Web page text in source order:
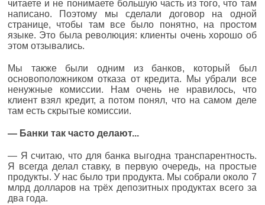
читаете и не понимаете большую часть из того, что там
написано. Поэтому мы сделали договор на одной
странице, чтобы там все было понятно, на простом
языке. Это была революция: клиенты очень хорошо об
этом отзывались.
Мы также были одним из банков, который был
основоположником отказа от кредита. Мы убрали все
ненужные комиссии. Нам очень не нравилось, что
клиент взял кредит, а потом понял, что на самом деле
там есть скрытые комиссии.
— Банки так часто делают...
— Я считаю, что для банка выгодна транспарентность.
Я всегда делал ставку, в первую очередь, на простые
продукты. У нас было три продукта. Мы собрали около 7
млрд долларов на трёх депозитных продуктах всего за
два года.